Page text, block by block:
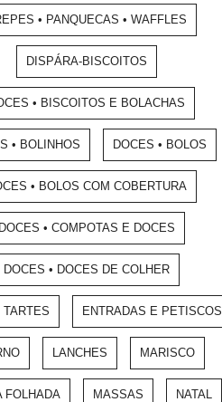
• PANQUECAS • WAFFLES
DISPÁRA-BISCOITOS
• BISCOITOS E BOLACHAS
• BOLINHOS DOCES • BOLOS
• BOLOS COM COBERTURA
DOCES • COMPOTAS E DOCES
DOCES • DOCES DE COLHER
TARTES ENTRADAS E PETISCOS
LANCHES MARISCO
FOLHADA MASSAS NATAL